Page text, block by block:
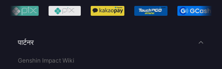
पार्टनर
Genshin Impact Wiki